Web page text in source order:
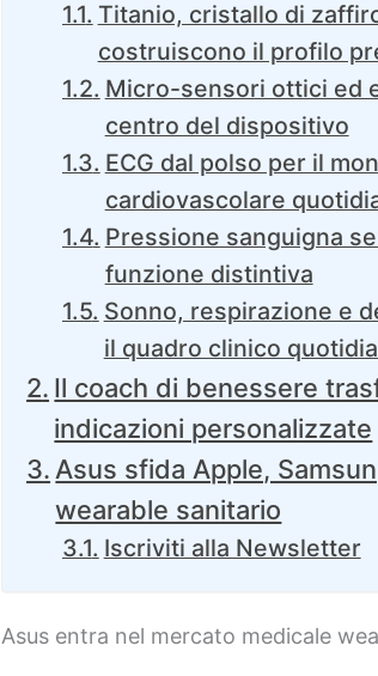
Titanio, cristallo di
costruiscono il profilo
Micro-sensori ottici ed
centro del dispositivo
ECG dal polso per il
cardiovascolare
Pressione sanguigna
funzione distintiva
Sonno, respirazione e
il quadro clinico
Il coach di benessere
indicazioni personalizzate
Asus sfida Apple,
wearable sanitario
Iscriviti alla Newsletter
Asus entra nel mercato medicale